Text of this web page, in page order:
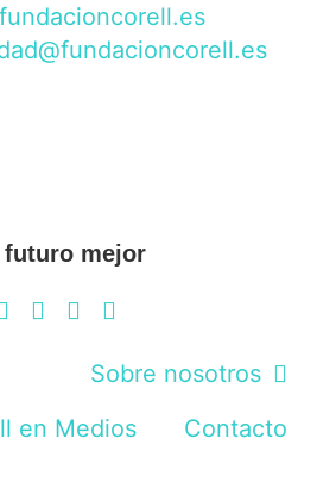
futuro mejor
Sobre nosotros
en Medios
Contacto